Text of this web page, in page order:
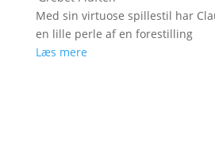
Med sin virtuose spillestil har
en lille perle af en forestilling
Læs mere